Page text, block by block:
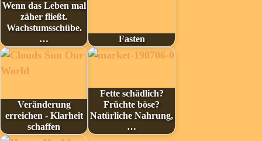
Wenn das Leben mal
zäher fließt.
Wachstumsschübe.
…
Fasten
Veränderung
erreichen - Klarheit
schaffen
Fette schädlich?
Früchte böse?
Natürliche Nahrung,
…